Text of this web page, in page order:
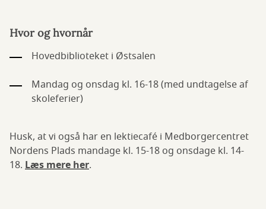
Hvor og hvornår
Hovedbiblioteket i Østsalen
Mandag og onsdag kl. 16-18 (med undtagelse af
skoleferier)
Husk, at vi også har en lektiecafé i Medborgercentret
Nordens Plads mandage kl. 15-18 og onsdage kl. 14-
18. Læs mere her.